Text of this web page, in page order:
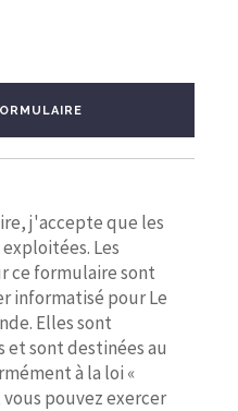
j'accepte que les
Les
ce formulaire sont
informatisé pour Le
Elles sont
et sont destinées au
à la loi «
pouvez exercer